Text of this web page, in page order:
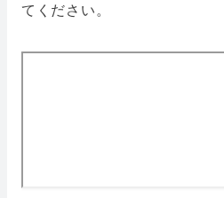
てください。